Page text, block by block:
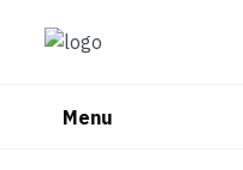
Menu